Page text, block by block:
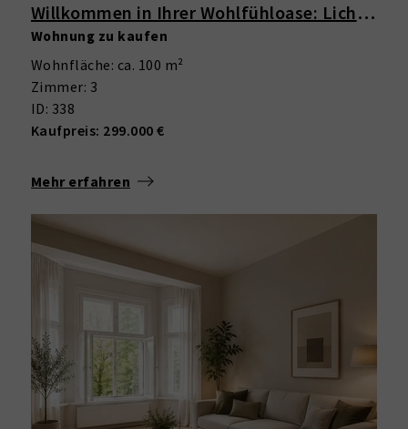
Willkommen in Ihrer Wohlfühloase: Lichtdurchflutete 3-Zimmer-Wohnung im Grünen mit Balkon
Wohnung zu kaufen
Wohnfläche: ca. 100 m²
Zimmer: 3
ID: 338
Kaufpreis: 299.000 €
Mehr erfahren